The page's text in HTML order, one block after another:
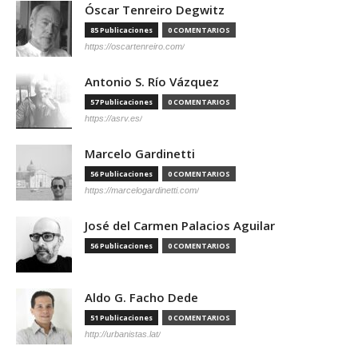
Óscar Tenreiro Degwitz
85 Publicaciones 0 COMENTARIOS
https://oscartenreiro.com/
Antonio S. Río Vázquez
57 Publicaciones 0 COMENTARIOS
https://asrv.es/
Marcelo Gardinetti
56 Publicaciones 0 COMENTARIOS
https://marcelogardinetti.com/
José del Carmen Palacios Aguilar
56 Publicaciones 0 COMENTARIOS
Aldo G. Facho Dede
51 Publicaciones 0 COMENTARIOS
http://urbanistas.lat/